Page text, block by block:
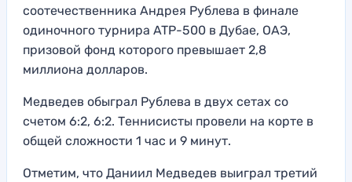
соотечественника Андрея Рублева в финале
одиночного турнира ATP-500 в Дубае, ОАЭ,
призовой фонд которого превышает 2,8
миллиона долларов.
Медведев обыграл Рублева в двух сетах со
счетом 6:2, 6:2. Теннисисты провели на корте в
общей сложности 1 час и 9 минут.
Отметим, что Даниил Медведев выиграл третий